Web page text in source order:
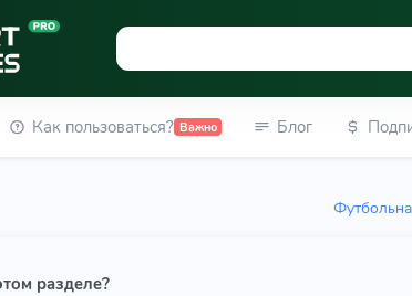
Как пользоваться? Важно Блог
разделе?